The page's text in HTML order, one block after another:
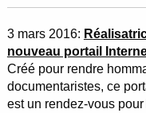
3 mars 2016:
nouveau portail
Créé pour rendre
documentaristes, ce
est un rendez-vous